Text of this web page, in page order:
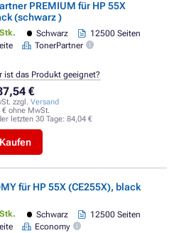
PREMIUM für HP 55X
(schwarz )
Schwarz
12500 Seiten
TonerPartner
€
zzgl. Versand
€ ohne MwSt.
letzten 30 Tage: 84,04 €
Kaufen
ist das Produkt geeignet?
für HP 55X (CE255X), black
Schwarz
12500 Seiten
Economy